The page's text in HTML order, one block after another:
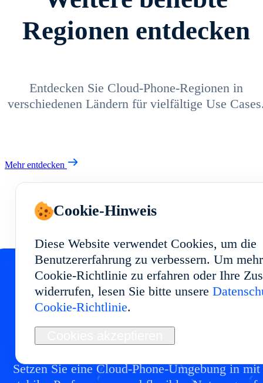
Regionen entdecken
Entdecken Sie Cloud-Phone-Regionen in
verschiedenen Ländern für vielfältige Use
Mehr entdecken
Starten Sie Ihr Cloud
Phone in
Setzen Sie eine Cloud-Phone-Umgebung in mit
Cookie-Hinweis
Diese Website verwendet Cookies, um die
Benutzererfahrung zu verbessern. Um
Cookie-Richtlinie zu erfahren oder Ihre
widerrufen, lesen Sie bitte unsere
Cookie-Richtlinie.